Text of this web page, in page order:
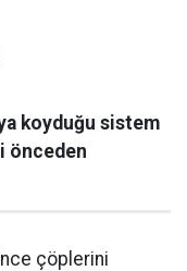
koyduğu sistem
önceden
çöplerini